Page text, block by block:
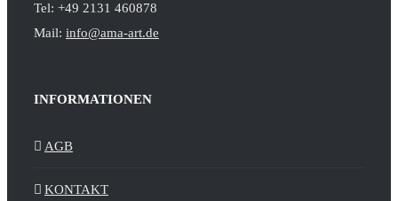
Tel: +49 2131 460878
Mail: info@ama-art.de
INFORMATIONEN
AGB
KONTAKT